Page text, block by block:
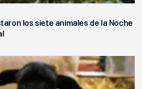
los siete animales de la Noche